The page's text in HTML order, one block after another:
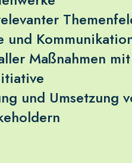
und
Maßnahmen
und Umsetzung